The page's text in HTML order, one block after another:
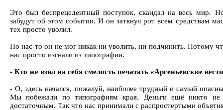
Это был беспрецедентный поступок, скандал на весь мир.
забудут об этом событии. И он заткнул рот всем средствам
тех просто уволил.
Но нас-то он не мог никак ни уволить, ни подчинить. Потому
нас просто изгнали из типографии.
- Кто же взял на себя смелость печатать «Арсеньевские
- О, здесь начался, пожалуй, наиболее трудный и самый
Мы побежали по типографиям края. Деньги ещё никто
достаточным. Так что нас принимали с распростертыми